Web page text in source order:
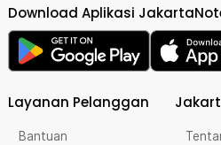
Download Aplikasi
Layanan Pelanggan
Bantuan